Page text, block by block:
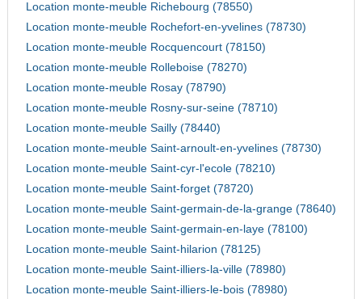
Location monte-meuble Richebourg (78550)
Location monte-meuble Rochefort-en-yvelines (78730)
Location monte-meuble Rocquencourt (78150)
Location monte-meuble Rolleboise (78270)
Location monte-meuble Rosay (78790)
Location monte-meuble Rosny-sur-seine (78710)
Location monte-meuble Sailly (78440)
Location monte-meuble Saint-arnoult-en-yvelines (78730)
Location monte-meuble Saint-cyr-l'ecole (78210)
Location monte-meuble Saint-forget (78720)
Location monte-meuble Saint-germain-de-la-grange (78640)
Location monte-meuble Saint-germain-en-laye (78100)
Location monte-meuble Saint-hilarion (78125)
Location monte-meuble Saint-illiers-la-ville (78980)
Location monte-meuble Saint-illiers-le-bois (78980)